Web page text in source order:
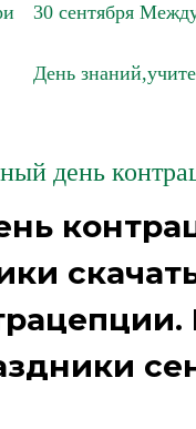
30 сентября
День
день